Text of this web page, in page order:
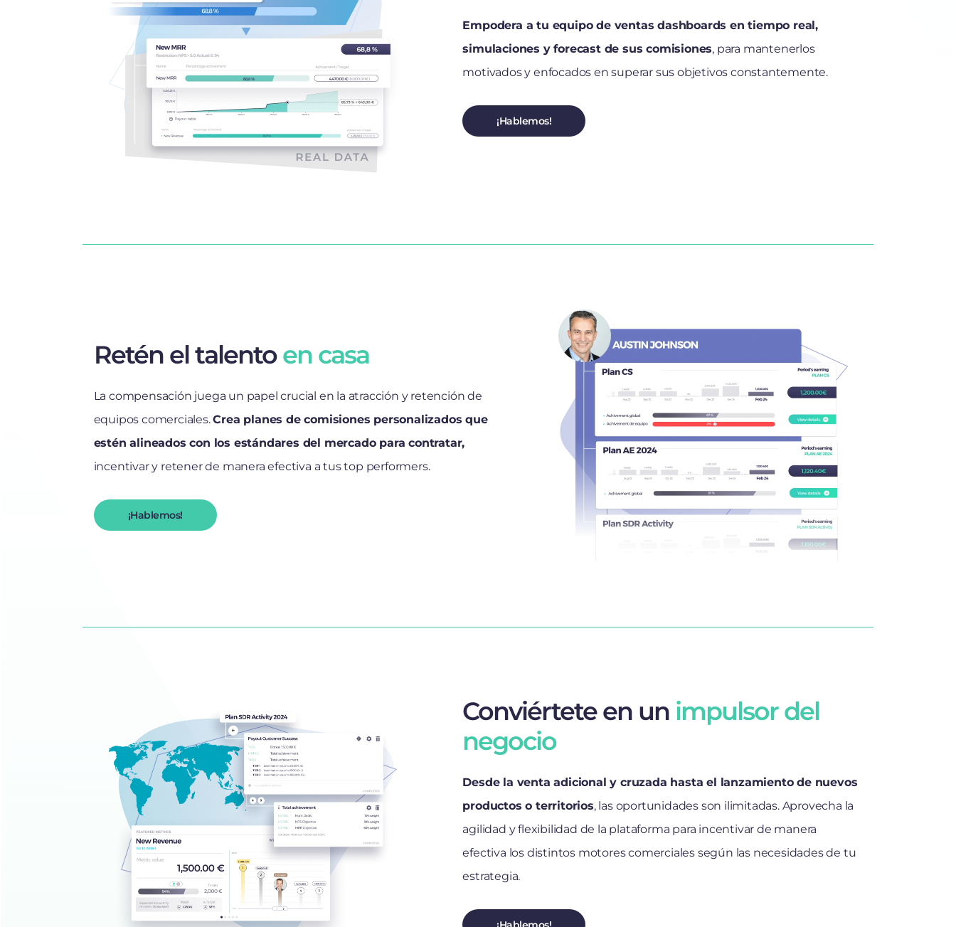
Empodera a tu equipo de ventas dashboards en tiempo real,
simulaciones y forecast de sus comisiones, para mantenerlos
motivados y enfocados en superar sus objetivos constantemente.
¡Hablemos!
Retén el talentoen casa
La compensación juega un papel crucial en la atracción y retención de
equipos comerciales.Crea planes de comisiones personalizados que
estén alineados con los estándares del mercado para contratar,
incentivar y retener de manera efectiva a tus top performers.
¡Hablemos!
Conviértete en un impulsor del
negocio
Desde la venta adicional y cruzada hasta el lanzamiento de nuevos
productos o territorios, las oportunidades son ilimitadas. Aprovecha la
agilidad y flexibilidad de la plataforma para incentivar de manera
efectiva los distintos motores comerciales según las necesidades de tu
estrategia.